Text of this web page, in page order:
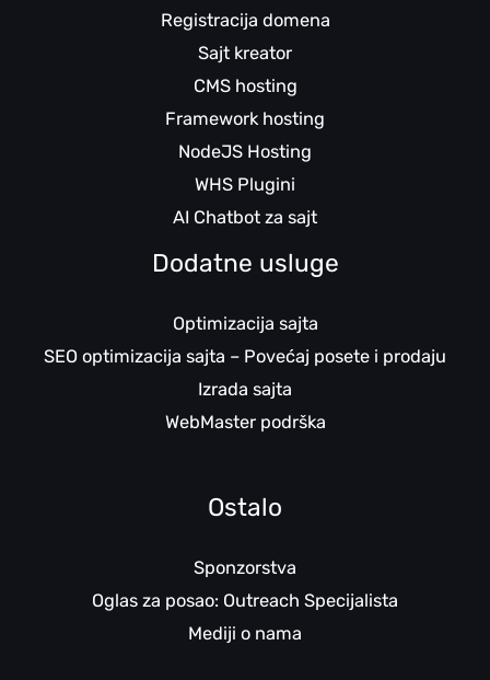
Registracija domena
Sajt kreator
CMS hosting
Framework hosting
NodeJS Hosting
WHS Plugini
AI Chatbot za sajt
Dodatne usluge
Optimizacija sajta
SEO optimizacija sajta – Povećaj posete i prodaju
Izrada sajta
WebMaster podrška
Ostalo
Sponzorstva
Oglas za posao: Outreach Specijalista
Mediji o nama